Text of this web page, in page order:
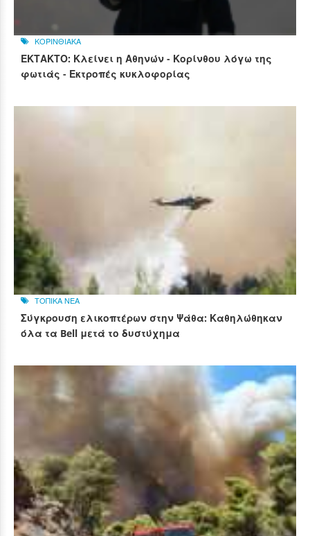
ΚΟΡΙΝΘΙΑΚΑ
ΕΚΤΑΚΤΟ: Κλείνει η Αθηνών - Κορίνθου λόγω της
φωτιάς - Εκτροπές κυκλοφορίας
ΤΟΠΙΚΑ ΝΕΑ
Σύγκρουση ελικοπτέρων στην Ψάθα: Καθηλώθηκαν
όλα τα Bell μετά το δυστύχημα